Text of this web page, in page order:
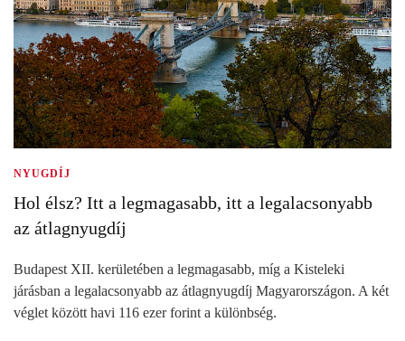
NYUGDÍJ
Hol élsz? Itt a legmagasabb, itt a legalacsonyabb
az átlagnyugdíj
Budapest XII. kerületében a legmagasabb, míg a Kisteleki
járásban a legalacsonyabb az átlagnyugdíj Magyarországon. A két
véglet között havi 116 ezer forint a különbség.